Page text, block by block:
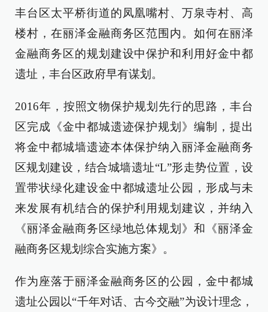
丰台区太平桥街道的凤凰嘴村、万泉寺村、高
楼村，在丽泽金融商务区范围内。如何在丽泽
金融商务区的规划建设中保护和利用好金中都
遗址，丰台区政府早有谋划。
2016年，按照文物保护规划先行的思路，丰台
区完成《金中都城遗迹保护规划》编制，提出
将金中都城墙遗迹本体保护纳入丽泽金融商务
区规划建设，结合城墙遗址“L”形走势位置，设
置带状绿化建设金中都城遗址公园，形成与未
来发展有机结合的保护利用规划建议，并纳入
《丽泽金融商务区绿地总体规划》和《丽泽金
融商务区规划综合实施方案》。
作为座落于丽泽金融商务区的公园，金中都城
遗址公园以“千年对话、古今交融”为设计理念，